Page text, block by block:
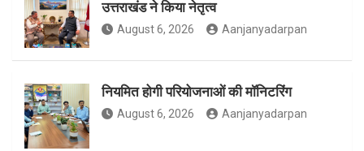
m
उत्तराखंड ने किया नेतृत्व
August 6, 2026 Aanjanyadarpan
नियमित होगी परियोजनाओं की मॉनिटरिंग
August 6, 2026 Aanjanyadarpan